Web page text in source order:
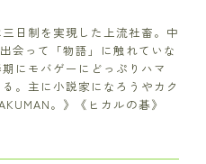
日制を実現した上流社畜。中
会って「物語」に触れていな
にモバゲーにどっぷりハマ
。主に小説家になろうやカク
。》《ヒカルの碁》